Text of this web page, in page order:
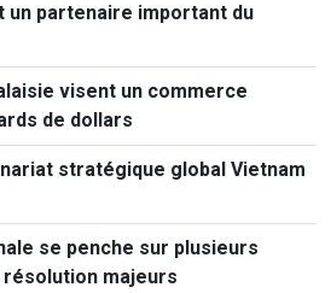
un partenaire important du
visent un commerce
de dollars
stratégique global Vietnam
se penche sur plusieurs
majeurs